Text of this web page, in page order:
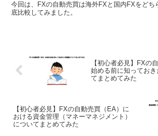
今回は、FXの自動売買は海外FXと国内FXをどち
底比較してみました。
【初心者必見】FXの
始める前に知ってお
てまとめてみた
【初心者必見】FXの自動売買（EA）に
おける資金管理（マネーマネジメント）
についてまとめてみた